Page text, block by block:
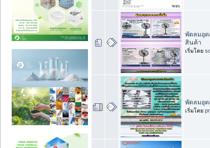
พัดลมอุต
สินค้า
เริ่มโดย
พัดลมอุต
เริ่มโดย